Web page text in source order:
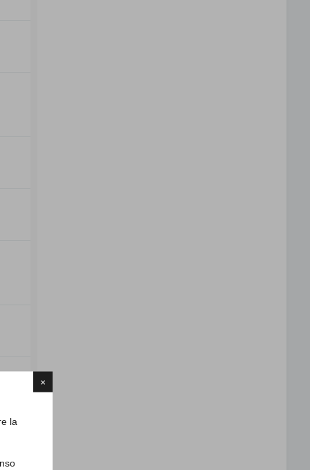
×
la